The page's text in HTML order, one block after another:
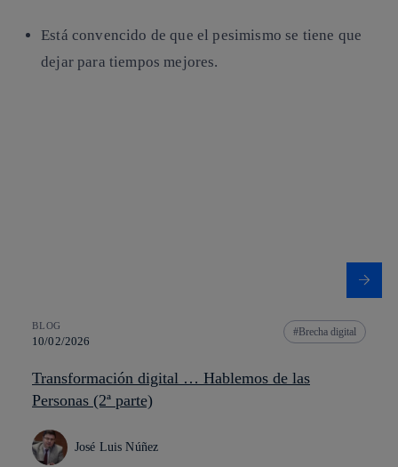
Está convencido de que el pesimismo se tiene que
dejar para tiempos mejores.
BLOG
10/02/2026
Brecha digital
Transformación digital … Hablemos de las
Personas (2ª parte)
José Luis Núñez